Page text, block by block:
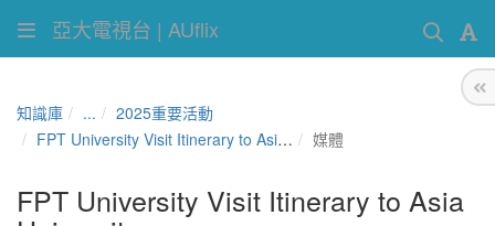
亞大電視台 | AUflix
知識庫 ...
2025重要活動
FPT University Visit Itinerary to Asia University
媒體
FPT University Visit Itinerary to Asia